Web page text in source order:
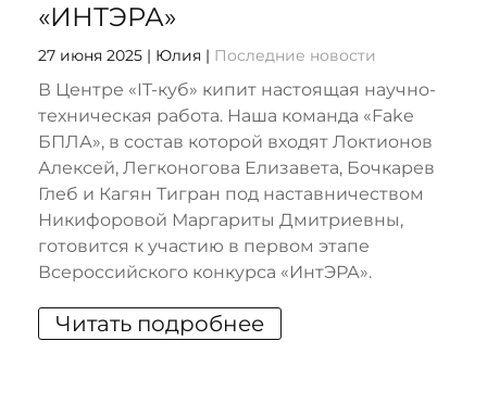
«ИНТЭРА»
27 июня 2025 | Юлия | Последние новости
В Центре «IT-куб» кипит настоящая научно-
техническая работа. Наша команда «Fake
БПЛА», в состав которой входят Локтионов
Алексей, Легконогова Елизавета, Бочкарев
Глеб и Кагян Тигран под наставничеством
Никифоровой Маргариты Дмитриевны,
готовится к участию в первом этапе
Всероссийского конкурса «ИнтЭРА».
Читать подробнее